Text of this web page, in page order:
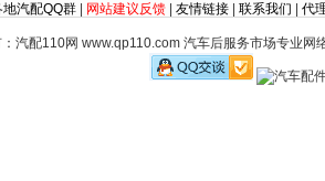
地汽配QQ群 网站建议反馈 友情链接 联系我们 代
：汽配110网 www.qp110.com 汽车后服务市场专业网